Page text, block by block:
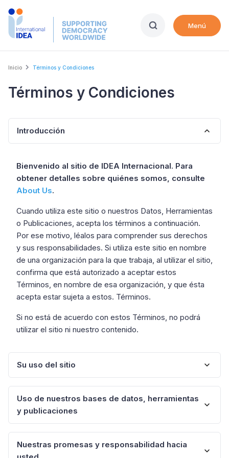
Skip
Menú
Breadcrumb
Inicio Términos y Condiciones
Términos y Condiciones
Introducción
Bienvenido al sitio de IDEA Internacional. Para
obtener detalles sobre quiénes somos, consulte
About Us.
Cuando utiliza este sitio o nuestros Datos, Herramientas
o Publicaciones, acepta los términos a continuación.
Por ese motivo, léalos para comprender sus derechos
y sus responsabilidades. Si utiliza este sitio en nombre
de una organización para la que trabaja, al utilizar el sitio,
confirma que está autorizado a aceptar estos
Términos, en nombre de esa organización, y que ésta
acepta estar sujeta a estos. Términos.
Si no está de acuerdo con estos Términos, no podrá
utilizar el sitio ni nuestro contenido.
Su uso del sitio
¿Necesita registrarse para utilizar el sitio?
Datos, Publicaciones y algunas de nuestras
Herramientas, sin registrarse con nosotros.
Uso de nuestros bases de datos, herramientas
y publicaciones
¿Quién posee qué?
Nuestras promesas y responsabilidad hacia